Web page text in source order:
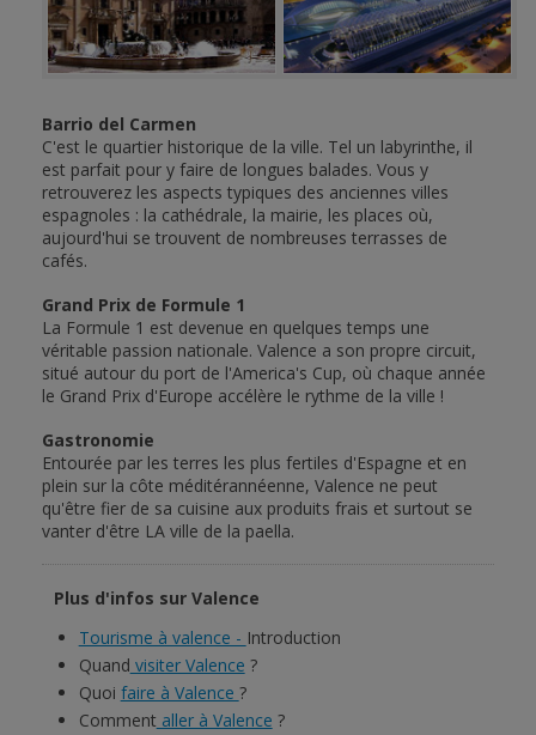
Barrio del Carmen
C'est le quartier historique de la ville. Tel un labyrinthe, il
est parfait pour y faire de longues balades. Vous y
retrouverez les aspects typiques des anciennes villes
espagnoles : la cathédrale, la mairie, les places où,
aujourd'hui se trouvent de nombreuses terrasses de
cafés.
Grand Prix de Formule 1
La Formule 1 est devenue en quelques temps une
véritable passion nationale. Valence a son propre circuit,
situé autour du port de l'America's Cup, où chaque année
le Grand Prix d'Europe accélère le rythme de la ville !
Gastronomie
Entourée par les terres les plus fertiles d'Espagne et en
plein sur la côte méditérannéenne, Valence ne peut
qu'être fier de sa cuisine aux produits frais et surtout se
vanter d'être LA ville de la paella.
Plus d'infos sur Valence
Tourisme à valence - Introduction
Quand visiter Valence ?
Quoi faire à Valence ?
Comment aller à Valence ?